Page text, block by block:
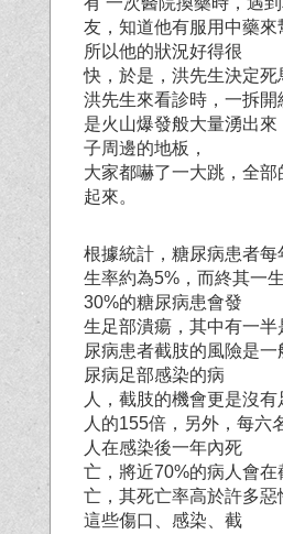
友，知道他有服用中藥來
所以他的狀況好得很
快，於是，洪先生決定死
洪先生來看診時，一拆開
是火山爆發般大量湧出
子周邊的地板，
大家都嚇了一大跳，全部
起來。
根據統計，糖尿病患者每
生率約為5%，而終其一
30%的糖尿病患會發
生足部潰瘍，其中有一
尿病患者截肢的風險是
尿病足部感染的病
人，截肢的機會更是沒
人的155倍，另外，每六
人在感染後一年內死
亡，將近70%的病人會
亡，其死亡率高於許多惡
這些傷口、感染、截